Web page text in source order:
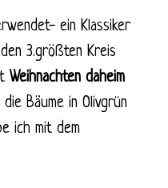
ein Klassiker
3.größten Kreis
Weihnachten daheim
Bäume in Olivgrün
ich mit dem